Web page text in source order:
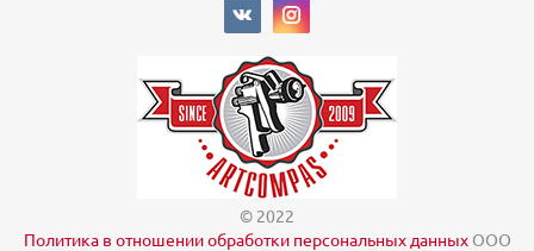
© 2022
Политика в отношении обработки персональных данныхООО